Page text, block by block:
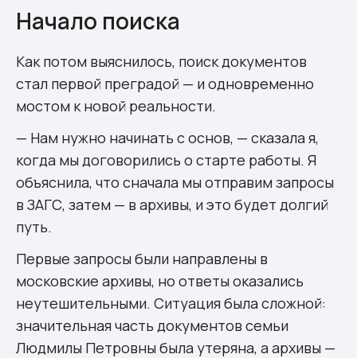
Начало поиска
Как потом выяснилось, поиск документов
стал первой преградой — и одновременно
мостом к новой реальности.
— Нам нужно начинать с основ, — сказала я,
когда мы договорились о старте работы. Я
объяснила, что сначала мы отправим запросы
в ЗАГС, затем — в архивы, и это будет долгий
путь.
Первые запросы были направлены в
московские архивы, но ответы оказались
неутешительными. Ситуация была сложной:
значительная часть документов семьи
Людмилы Петровны была утеряна, а архивы —